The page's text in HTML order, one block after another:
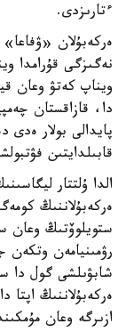
ءتارىزدى.
ەركەبۇلان
نەگىزگى قۇرامدا
ويناپ كەتۋ وعان
دا، قازاقستان
پايدالى بولار
قابىلدايتىن
الدا ۇلتتار
ەركەبۇلاننىڭ
ستويلوۆتىڭ وعان
شابۋىلشى گول دا
ەركەبۇلاننىڭ
ازىرگە وعان